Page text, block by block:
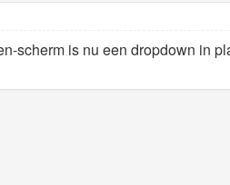
scherm is nu een dropdown in